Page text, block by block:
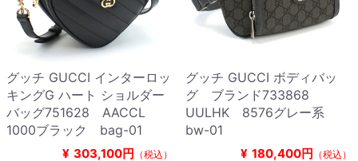
グッチ GUCCI インターロッ
キングG ハート ショルダー
バッグ751628 AACCL
1000ブラック bag-01
¥ 303,100円 （税込）
グッチ GUCCI ボディバッ
グ ブランド733868
UULHK 8576グレー系
bw-01
¥ 180,400円 （税込）